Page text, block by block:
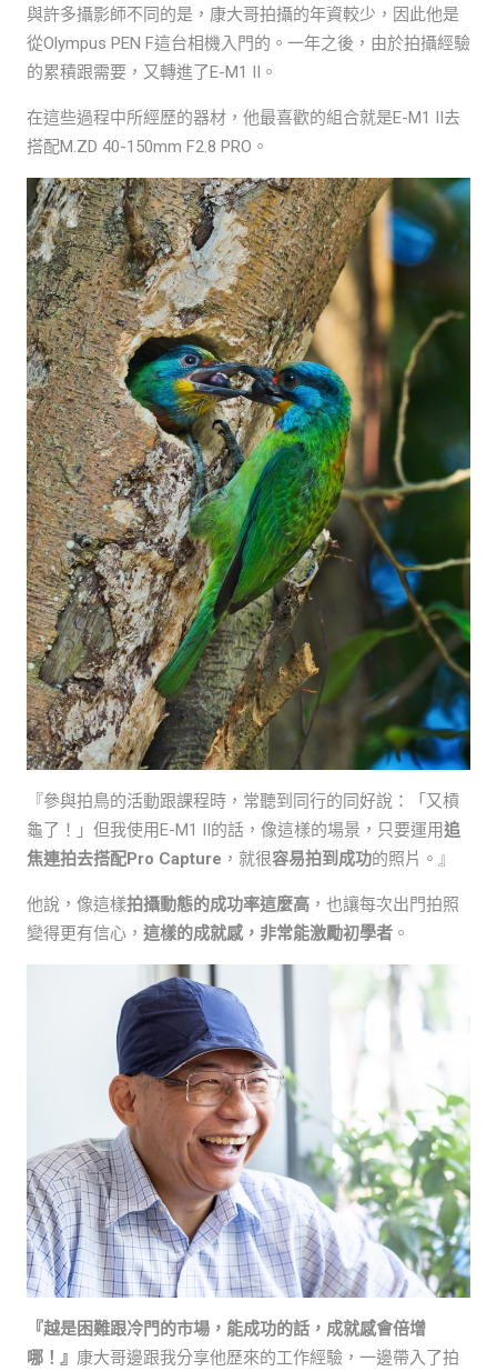
與許多攝影師不同的是，康大哥拍攝的年資較少，因此他是
從Olympus PEN F這台相機入門的。一年之後，由於拍攝經驗
的累積跟需要，又轉進了E-M1 II。
在這些過程中所經歷的器材，他最喜歡的組合就是E-M1 II去
搭配M.ZD 40-150mm F2.8 PRO。
『參與拍鳥的活動跟課程時，常聽到同行的同好說：「又槓
龜了！」但我使用E-M1 II的話，像這樣的場景，只要運用追
焦連拍去搭配Pro Capture ，就很容易拍到成功的照片。』
他說，像這樣拍攝動態的成功率這麼高，也讓每次出門拍照
變得更有信心， 這樣的成就感，非常能激勵初學者。
『越是困難跟冷門的市場，能成功的話，成就感會倍增
哪！』 康大哥邊跟我分享他歷來的工作經驗，一邊帶入了拍